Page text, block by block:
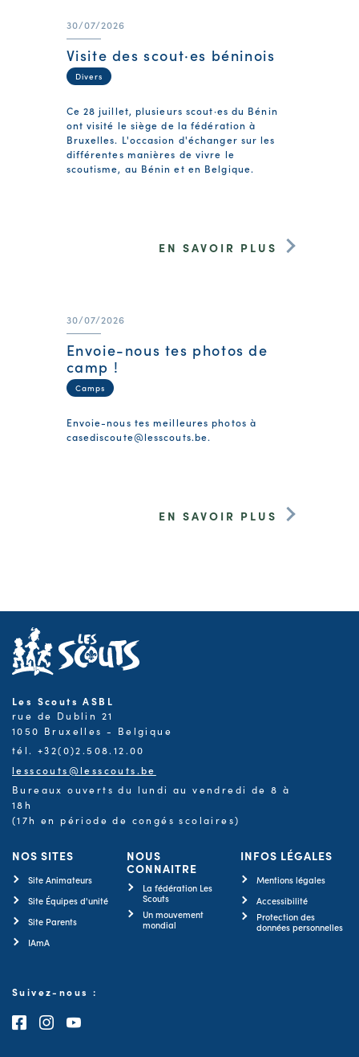
30/07/2026
Visite des scout·es béninois
Divers
Ce 28 juillet, plusieurs scout·es du Bénin
ont visité le siège de la fédération à
Bruxelles. L'occasion d'échanger sur les
différentes manières de vivre le
scoutisme, au Bénin et en Belgique.
EN SAVOIR PLUS
30/07/2026
Envoie-nous tes photos de
camp !
Camps
Envoie-nous tes meilleures photos à
casediscoute@lesscouts.be.
EN SAVOIR PLUS
Les Scouts ASBL
rue de Dublin 21
1050 Bruxelles - Belgique
tél. +32(0)2.508.12.00
lesscouts@lesscouts.be
Bureaux ouverts du lundi au vendredi de 8 à
18h
(17h en période de congés scolaires)
NOS SITES
Site Animateurs
Site Équipes d'unité
Site Parents
IAmA
NOUS
CONNAITRE
La fédération Les
Scouts
Un mouvement
mondial
INFOS LÉGALES
Mentions légales
Accessibilité
Protection des
données personnelles
Suivez-nous :
Consultez notre page Facebook
Consultez notre page Instagram
Consultez notre chaîne Youtube